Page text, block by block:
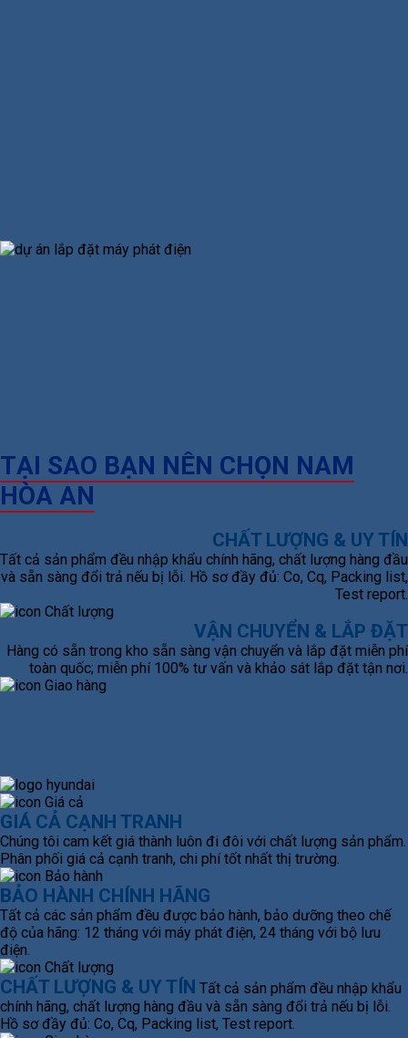
TẠI SAO BẠN NÊN CHỌN NAM
HÒA AN
CHẤT LƯỢNG & UY TÍN
Tất cả sản phẩm đều nhập khẩu chính hãng, chất lượng hàng đầu
và sẵn sàng đổi trả nếu bị lỗi. Hồ sơ đầy đủ: Co, Cq, Packing list,
Test report.
VẬN CHUYỂN & LẮP ĐẶT
Hàng có sẵn trong kho sẵn sàng vận chuyển và lắp đặt miễn phí
toàn quốc; miễn phí 100% tư vấn và khảo sát lắp đặt tận nơi.
GIÁ CẢ CẠNH TRANH
Chúng tôi cam kết giá thành luôn đi đôi với chất lượng sản phẩm.
Phân phối giá cả cạnh tranh, chi phí tốt nhất thị trường.
BẢO HÀNH CHÍNH HÃNG
Tất cả các sản phẩm đều được bảo hành, bảo dưỡng theo chế
độ của hãng: 12 tháng với máy phát điện, 24 tháng với bộ lưu
điện.
CHẤT LƯỢNG & UY TÍN Tất cả sản phẩm đều nhập khẩu
chính hãng, chất lượng hàng đầu và sẵn sàng đổi trả nếu bị lỗi.
Hồ sơ đầy đủ: Co, Cq, Packing list, Test report.